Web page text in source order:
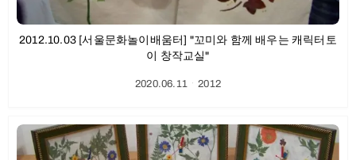
2012.10.03 [서울문화놀이배움터] "꼬미와 함께 배우는 캐릭터토
이 창작교실"
2020.06.11ㆍ2012